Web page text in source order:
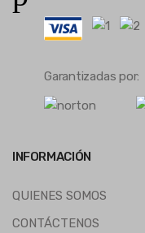
Garantizadas por:
INFORMACIÓN
QUIENES SOMOS
CONTÁCTENOS